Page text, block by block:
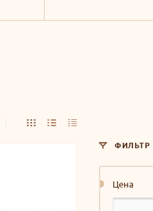
ФИЛЬТР
Цена